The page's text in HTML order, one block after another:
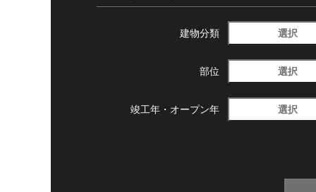
建物分類 選択
部位 選択
竣工年・ オープン年 選択